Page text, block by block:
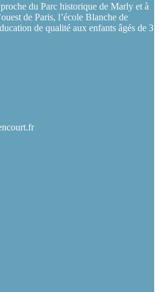
du Parc historique de Marly et à
de Paris, l’école Blanche de
de qualité aux enfants âgés de 3